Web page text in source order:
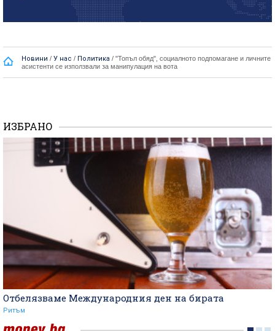
Новини / У нас / Политика / "Топъл обяд", социалното подпомагане и личните
асистенти се използвали за манипулация на вота
ИЗБРАНО
Отбелязваме Международния ден на бирата
Ритъм